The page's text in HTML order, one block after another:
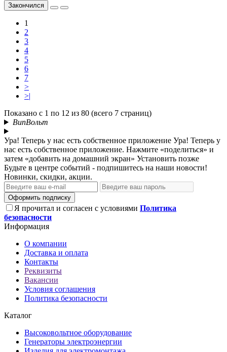
Закончился
1
2
3
4
5
6
7
>
>|
Показано с 1 по 12 из 80 (всего 7 страниц)
ВипВольт
Ура! Теперь у нас есть собственное приложение Ура! Теперь у
нас есть собственное приложение. Нажмите «поделиться» и
затем «добавить на домашний экран» Установить позже
Будьте в центре событий - подпишитесь на наши новости!
Новинки, скидки, акции.
Оформить подписку
Я прочитал и согласен с условиями Политика
безопасности
Информация
О компании
Доставка и оплата
Контакты
Реквизиты
Вакансии
Условия соглашения
Политика безопасности
Каталог
Высоковольтное оборудование
Генераторы электроэнергии